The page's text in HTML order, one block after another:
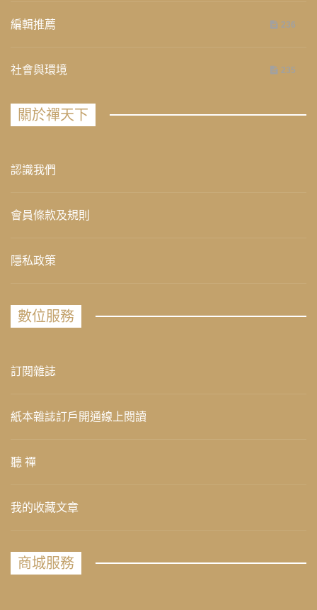
編輯推薦 236
社會與環境 235
關於禪天下
認識我們
會員條款及規則
隱私政策
數位服務
訂閱雜誌
紙本雜誌訂戶開通線上閱讀
聽 禪
我的收藏文章
商城服務